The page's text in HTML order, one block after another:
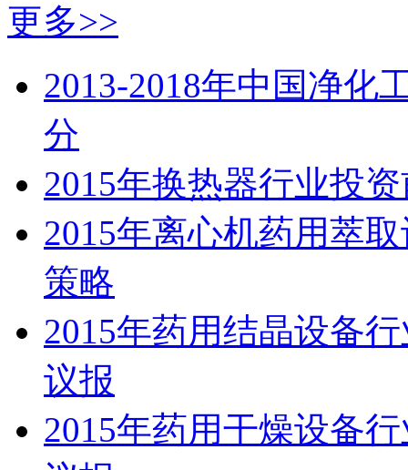
更多>>
2013-2018年中国净化
分
2015年换热器行业投
2015年离心机药用萃
策略
2015年药用结晶设备
议报
2015年药用干燥设备